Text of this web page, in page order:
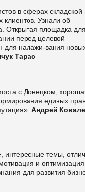
в сферах складской
клиентов. Узнали об
Открытая площадка для
перед целевой
для налажи-вания
Тарас
с Донецком,
единых
Андрей
интересные темы,
и оптимизация
для развития